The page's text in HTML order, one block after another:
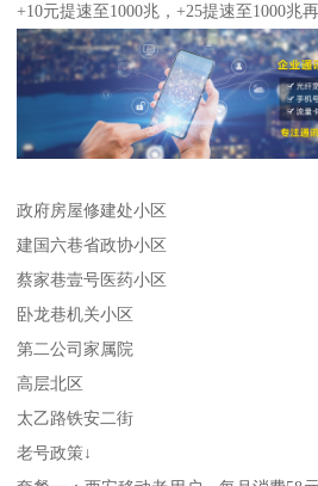
+10元提速至1000兆，+25提速至1000兆
政府房屋修建处小区
建国六巷省政协小区
蔡家巷壹号医药小区
卧龙巷机关小区
第二公司家属院
高层北区
太乙路铁安二街
老号政策↓